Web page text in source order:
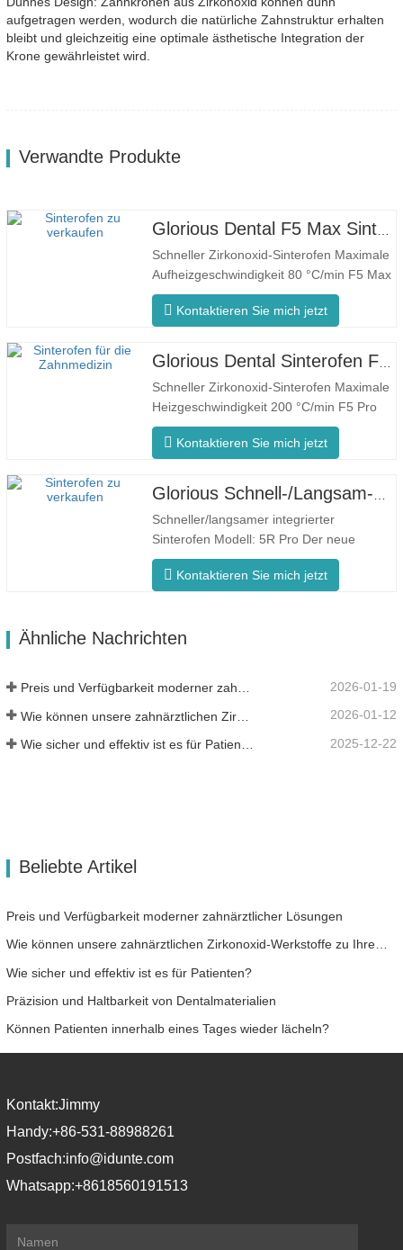
aufgetragen werden, wodurch die natürliche Zahnstruktur erhalten
bleibt und gleichzeitig eine optimale ästhetische Integration der
Krone gewährleistet wird.
Verwandte Produkte
Schneller Zirkonoxid-Sinterofen Maximale
Aufheizgeschwindigkeit 80 °C/min F5 Max
Innovativer Prozess Gleichmäßige
Ofentemperatur Der F5 Max zeichnet sich
80°C/Minute aus. Die 360°-
gleichmäßige Ofentemperatur und
konsistente…
Kontaktieren Sie mich jetzt
Schneller Zirkonoxid-Sinterofen Maximale
Heizgeschwindigkeit 200 °C/min F5 Pro
Innovativer Prozess Gleichmäßige
Ofentemperatur Der F5 Pro zeichnet sich
°C/Minute aus. Die 360°-Umfangsheizung
gewährleistet eine gleichmäßige
Ofentemperatur und…
Kontaktieren Sie mich jetzt
Schneller/langsamer integrierter
Sinterofen Modell: 5R Pro Der neue
Dental-Sinterofen ist speziell für die
Zahnmedizin konzipiert und verfügt über
bietet Ihnen ein anderes Erlebnis.
Kontaktieren Sie mich jetzt
Ähnliche Nachrichten
Preis und Verfügbarkeit moderner zahnärztlicher Lösungen 2026-01-19
2026-01-12
2025-12-22
Beliebte Artikel
Preis und Verfügbarkeit moderner zahnärztlicher Lösungen
Wie können unsere zahnärztlichen Zirkonoxid-Werkstoffe zu Ihrem Erfolg beitragen?
Wie sicher und effektiv ist es für Patienten?
Präzision und Haltbarkeit von Dentalmaterialien
Können Patienten innerhalb eines Tages wieder lächeln?
Kontakt:Jimmy
Handy:+86-531-88988261
Postfach:info@idunte.com
Whatsapp:+8618560191513